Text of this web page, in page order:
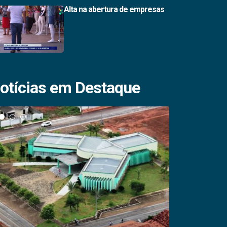
Alta na abertura de empresas
em Destaque